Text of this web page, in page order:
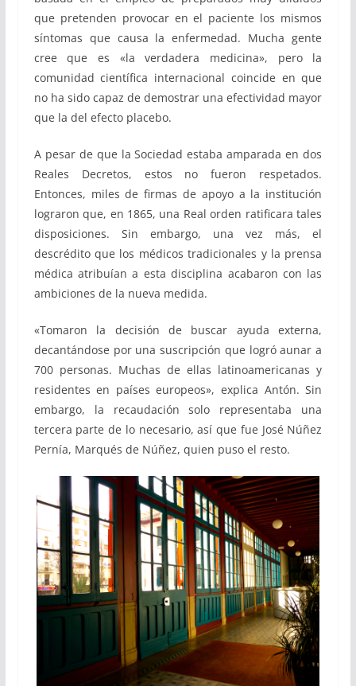
que pretenden provocar en el paciente los mismos
síntomas que causa la enfermedad. Mucha gente
cree que es «la verdadera medicina», pero la
comunidad científica internacional coincide en que
no ha sido capaz de demostrar una efectividad mayor
que la del efecto placebo.
A pesar de que la Sociedad estaba amparada en dos
Reales Decretos, estos no fueron respetados.
Entonces, miles de firmas de apoyo a la institución
lograron que, en 1865, una Real orden ratificara tales
disposiciones. Sin embargo, una vez más, el
descrédito que los médicos tradicionales y la prensa
médica atribuían a esta disciplina acabaron con las
ambiciones de la nueva medida.
«Tomaron la decisión de buscar ayuda externa,
decantándose por una suscripción que logró aunar a
700 personas. Muchas de ellas latinoamericanas y
residentes en países europeos», explica Antón. Sin
embargo, la recaudación solo representaba una
tercera parte de lo necesario, así que fue José Núñez
Pernía, Marqués de Núñez, quien puso el resto.